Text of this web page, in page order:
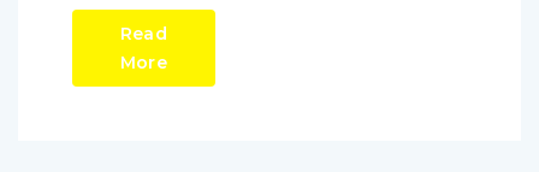
Read
More